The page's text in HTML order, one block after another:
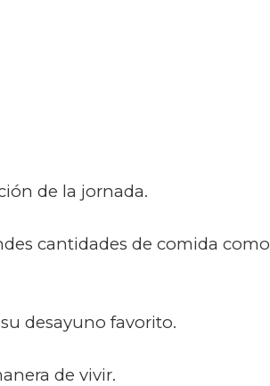
de la jornada.
cantidades de comida
desayuno favorito.
de vivir.